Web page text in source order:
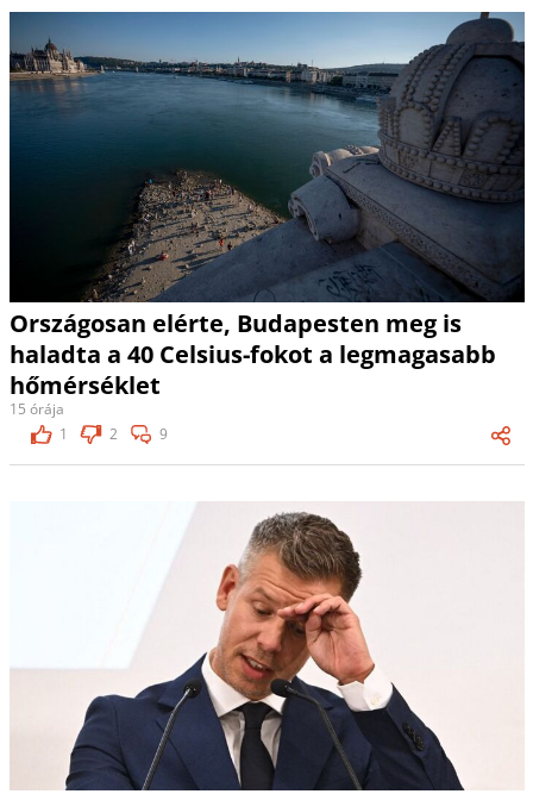
Országosan elérte, Budapesten meg is
haladta a 40 Celsius-fokot a legmagasabb
hőmérséklet
15 órája
1
2 9